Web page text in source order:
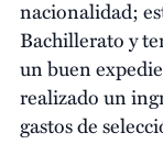
nacionalidad;
Bachillerato y
un buen
realizado un
gastos de